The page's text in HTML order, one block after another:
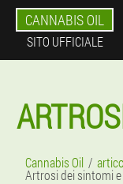
CANNABIS OIL
SITO UFFICIALE
Cannabis Oil
Artrosi dei sintomi